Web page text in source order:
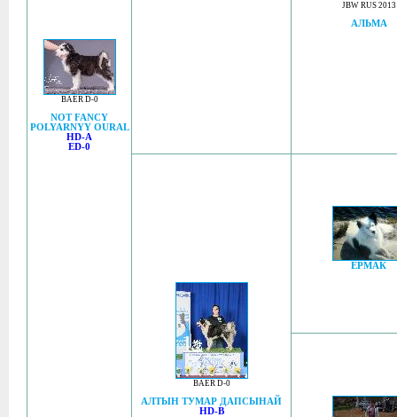
BAER D-0
NOT FANCY
POLYARNYY OURAL
HD-A
ED-0
JBW RUS 2013
АЛЬМА
BAER D-0
АЛТЫН ТУМАР ДАПСЫНАЙ
HD-B
ЕРМАК